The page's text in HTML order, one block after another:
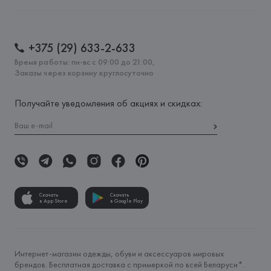
+375 (29) 633-2-633
Время работы: пн-вс с 09:00 до 21:00,
Заказы через корзину круглосуточно
Получайте уведомления об акциях и скидках:
Скачать
в App Store
Скачать
в Google Play
Интернет-магазин одежды, обуви и аксессуаров мировых
брендов. Бесплатная доставка с примеркой по всей Беларуси*.